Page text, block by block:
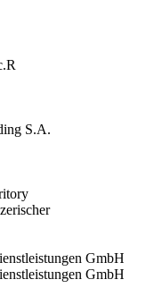
S.A.
GmbH
GmbH